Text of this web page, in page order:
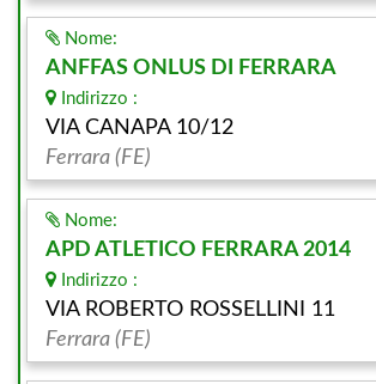
Nome:
ANFFAS ONLUS DI FERRARA
Indirizzo :
VIA CANAPA 10/12
Ferrara (FE)
Nome:
APD ATLETICO FERRARA 2014
Indirizzo :
VIA ROBERTO ROSSELLINI 11
Ferrara (FE)